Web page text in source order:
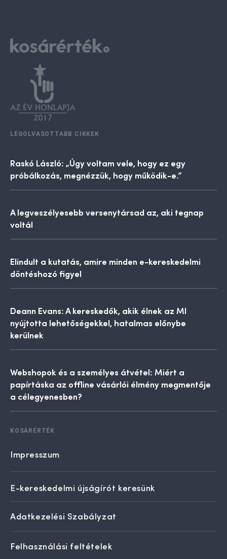
LEGOLVASOTTABB CIKKEK
Raskó László: „Úgy voltam vele, hogy ez egy
próbálkozás, megnézzük, hogy működik-e.”
A legveszélyesebb versenytársad az, aki tegnap
voltál
Elindult a kutatás, amire minden e-kereskedelmi
döntéshozó figyel
Deann Evans: A kereskedők, akik élnek az MI
nyújtotta lehetőségekkel, hatalmas előnybe
kerülnek
Webshopok és a személyes átvétel: Miért a
papírtáska az offline vásárlói élmény megmentője
a célegyenesben?
KOSÁRÉRTÉK
Impresszum
E-kereskedelmi újságírót keresünk
Adatkezelési Szabályzat
Felhasználási feltételek